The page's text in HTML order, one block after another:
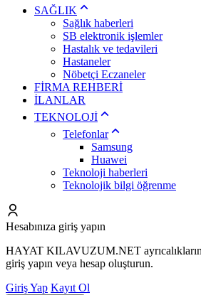
SAĞLIK
Sağlık haberleri
SB elektronik işlemler
Hastalık ve tedavileri
Hastaneler
Nöbetçi Eczaneler
FİRMA REHBERİ
İLANLAR
TEKNOLOJİ
Telefonlar
Samsung
Huawei
Teknoloji haberleri
Teknolojik bilgi öğrenme
Hesabınıza giriş yapın
HAYAT KILAVUZUM.NET
giriş yapın veya hesap oluşturun.
Giriş Yap Kayıt Ol